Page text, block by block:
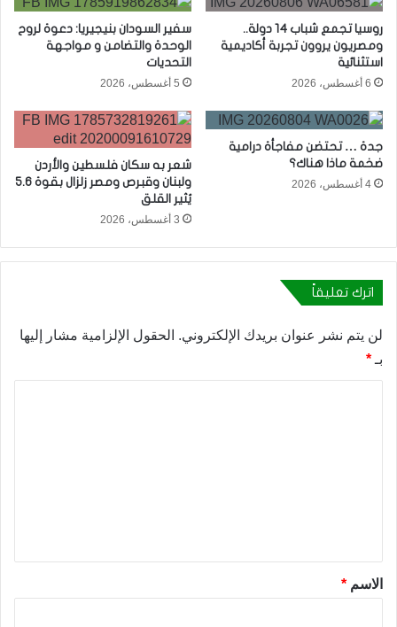
روسيا تجمع شباب 14 دولة..
ومصريون يروون تجربة أكاديمية
استثنائية
6 أغسطس، 2026
سفير السودان بنيجيريا: دعوة لروح
الوحدة والتضامن و مواجهة
التحديات
5 أغسطس، 2026
جدة … تحتضن مفاجأة درامية
ضخمة ماذا هناك؟
4 أغسطس، 2026
شعر به سكان فلسطين والأردن
ولبنان وقبرص ومصر زلزال بقوة 5.6
يُثير القلق
3 أغسطس، 2026
اترك تعليقاً
لن يتم نشر عنوان بريدك الإلكتروني. الحقول الإلزامية مشار إليها
بـ *
*الاسم *